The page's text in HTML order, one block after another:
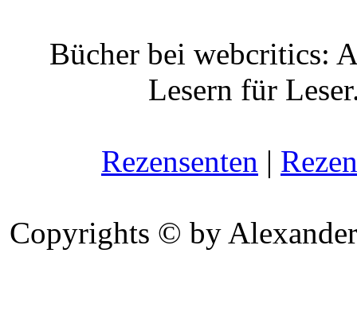
Bücher bei webcritics:
Lesern für
Rezensenten |
Copyrights © by